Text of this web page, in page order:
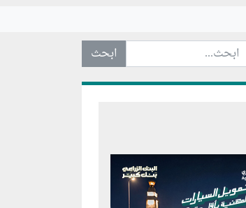
ابحث عن... :